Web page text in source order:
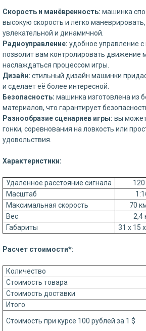
Скорость и манёвренность: машинка
высокую скорость и легко
увлекательной и динамичной.
Радиоуправление: удобное управление
позволит вам контролировать движение
наслаждаться процессом игры.
Дизайн: стильный дизайн машинки
и сделает её более интересной.
Безопасность: машинка изготовлена из
материалов, что гарантирует
Разнообразие сценариев игры: вы
гонки, соревнования на ловкость или
удовольствия.
Характеристики:
Удаленное расстояние сигнала
Масштаб
Максимальная скорость
70
Вес
2,4
Габариты
31 х 15
Расчет стоимости*:
Количество
Стоимость товара
Стоимость доставки
Итого
Стоимость при курсе 100 рублей за 1 $